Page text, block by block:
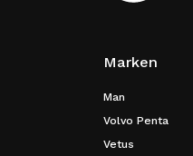
Marken
Man
Volvo Penta
Vetus